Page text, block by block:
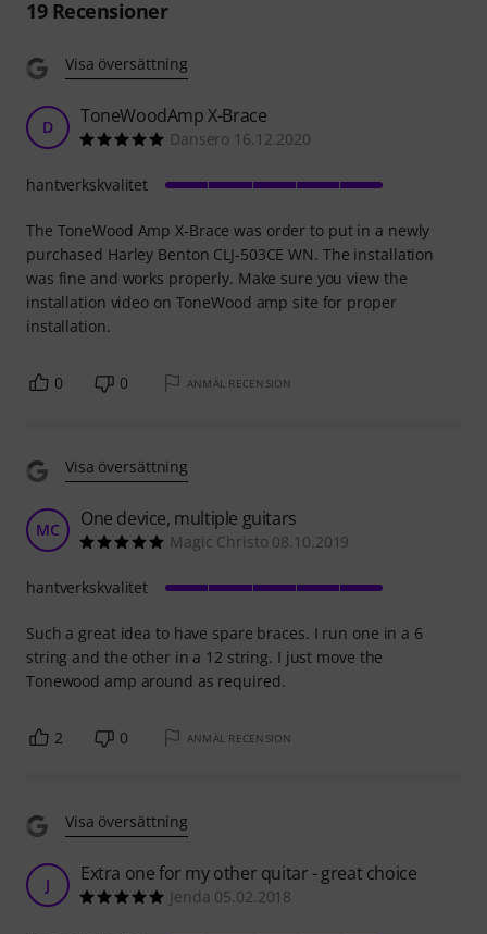
19Recensioner
Visa översättning
D ToneWoodAmp X-Brace
Dansero 16.12.2020
The ToneWood Amp X-Brace was order to put in a newly
purchased Harley Benton CLJ-503CE WN. The installation
was fine and works properly. Make sure you view the
installation video on ToneWood amp site for proper
installation.
hantverkskvalitet
0 0 ANMÄL RECENSION
Visa översättning
MC One device, multiple guitars
Magic Christo 08.10.2019
Such a great idea to have spare braces. I run one in a 6
string and the other in a 12 string. I just move the
Tonewood amp around as required.
hantverkskvalitet
2 0 ANMÄL RECENSION
Visa översättning
J Extra one for my other quitar - great choice
Jenda 05.02.2018